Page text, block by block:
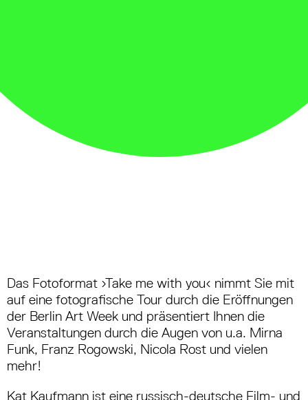
Das Fotoformat ›Take me with you‹ nimmt Sie mit
auf eine fotografische Tour durch die Eröffnungen
der Berlin Art Week und präsentiert Ihnen die
Veranstaltungen durch die Augen von u.a. Mirna
Funk, Franz Rogowski, Nicola Rost und vielen
mehr!
Kat Kaufmann ist eine russisch-deutsche Film- und